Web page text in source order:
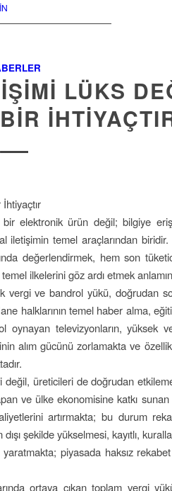
LÜKS
bir elektronik ürün değil; bilgiye
iletişimin temel araçlarından
değerlendirmek, hem son
ilkelerini göz ardı etmek
vergi ve bandrol yükü, doğrudan
halklarının temel haber alma,
televizyonların, yüksek
alım gücünü zorlamakta ve
üreticileri de doğrudan
ve ülke ekonomisine katkı
artırmakta; bu durum
şekilde yükselmesi, kayıtlı,
piyasada haksız rekabet
ortaya çıkan toplam vergi